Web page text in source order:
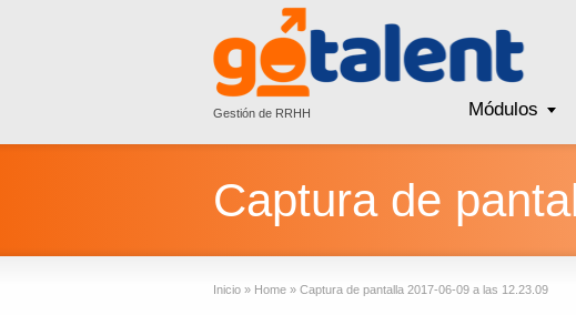
Gestión de RRHH Módulos
Captura de
Inicio » Home » Captura de pantalla 2017-06-09 a las 12.23.09